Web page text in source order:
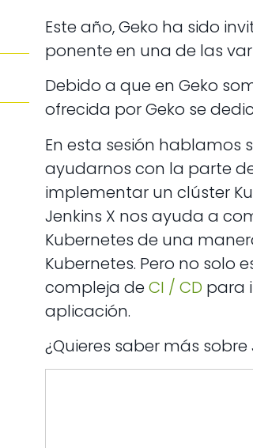
Este año, Geko ha sido
ponente en una de las
Debido a que en Geko
ofrecida por Geko se
En esta sesión hablamos
ayudarnos con la parte
implementar un clúster
Jenkins X nos ayuda a
Kubernetes de una
Kubernetes. Pero no solo
compleja de CI / CD para
aplicación.
¿Quieres saber más sobre